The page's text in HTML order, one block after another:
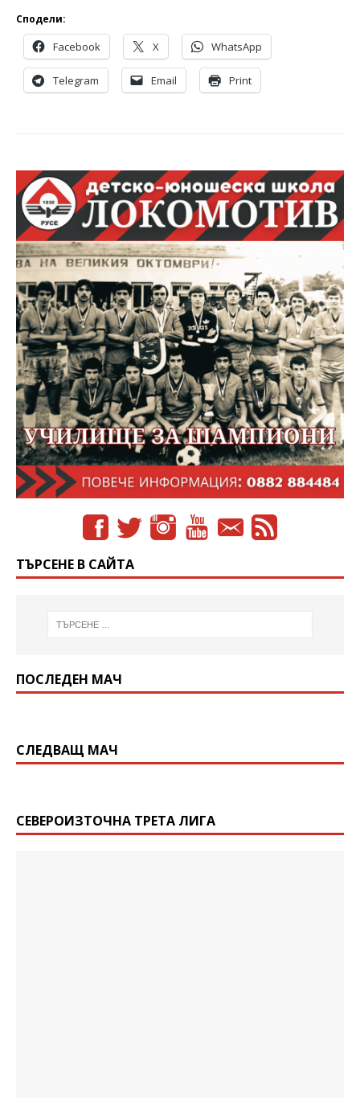
Сподели:
Facebook X WhatsApp
Telegram Email Print
ТЪРСЕНЕ В САЙТА
ПОСЛЕДЕН МАЧ
СЛЕДВАЩ МАЧ
СЕВЕРОИЗТОЧНА ТРЕТА ЛИГА